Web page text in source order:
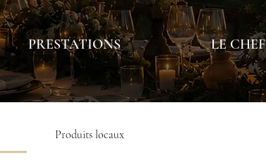
PRESTATIONS LE CHEF
Produits locaux